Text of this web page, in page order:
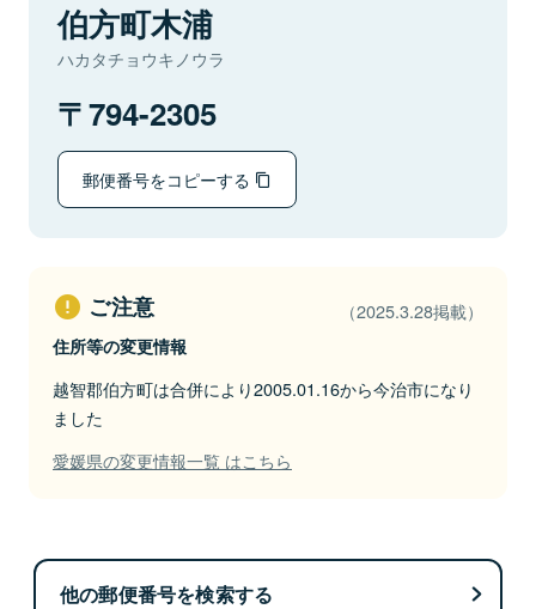
伯方町木浦
ハカタチョウキノウラ
794-2305
郵便番号をコピーする
ご注意 （2025.3.28掲載）
住所等の変更情報
越智郡伯方町は合併により2005.01.16から今治市になり
ました
愛媛県の変更情報一覧 はこちら
他の郵便番号を検索する